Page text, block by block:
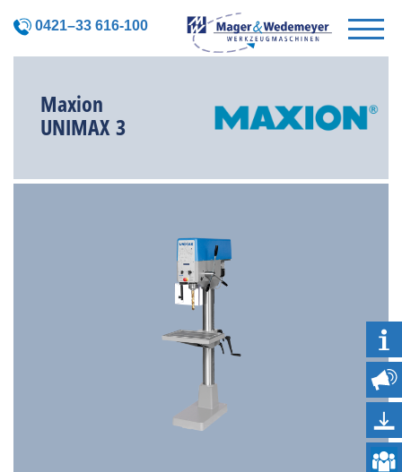
0421–33 616-100
Maxion
UNIMAX 3